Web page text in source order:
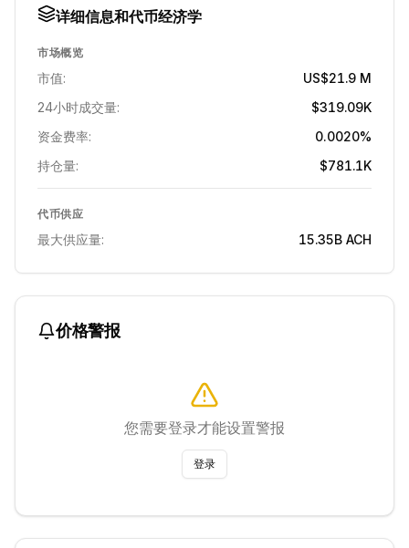
详细信息和代币经济学
市场概览
市值:
US$21.9 M
24小时成交量:
$319.09K
资金费率:
0.0020%
持仓量:
$781.1K
代币供应
最大供应量: 15.35B ACH
价格警报
您需要登录才能设置警报
登录